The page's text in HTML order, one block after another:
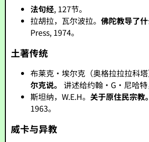
法句经, 127节。
拉胡拉，瓦尔波拉。佛陀教导了什
Press, 1974。
土著传统
布莱克·埃尔克（奥格拉拉拉科
尔克说。 讲述给约翰·G·尼哈特
斯坦纳，W.E.H。关于原住民宗教。
1963。
威卡与异教